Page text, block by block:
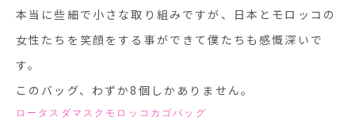
本当に些細で小さな取り組みですが、日本とモロッコの
女性たちを笑顔をする事ができて僕たちも感慨深いで
す。
このバッグ、わずか8 個しかありません。
ロータスダマスクモロッコカゴバッグ